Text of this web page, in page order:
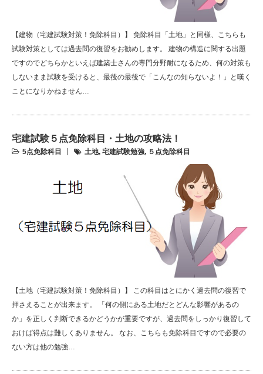
【建物（宅建試験対策！免除科目）】 免除科目「土地」と同様、こちらも
試験対策としては過去問の復習をお勧めします。 建物の構造に関する出題
ですのでどちらかといえば建築士さんの専門分野耐になるため、何の対策も
しないまま試験を受けると、最後の最後で「こんなの知らないよ！」と嘆く
ことになりかねません…
宅建試験５点免除科目・土地の攻略法！
5点免除科目 土地, 宅建試験勉強, ５点免除科目
【土地（宅建試験対策！免除科目）】 この科目はとにかく過去問の復習で
押さえることが出来ます。 「何の側にある土地だとどんな影響があるの
か」を正しく判断できるかどうかが重要ですが、過去問をしっかり復習して
おけば得点は難しくありません。 なお、こちらも免除科目ですので必要の
ない方は他の勉強…